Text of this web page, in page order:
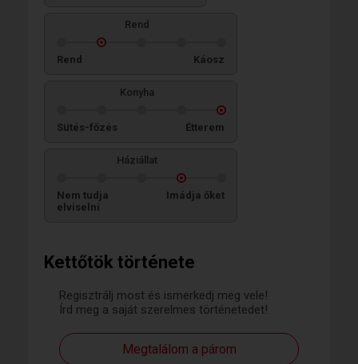
Kettőtök története
Regisztrálj most és ismerkedj meg vele!
Írd meg a saját szerelmes történetedet!
Megtalálom a párom
Rend
Rend Káosz
Konyha
Sütés-főzés Étterem
Háziállat
Nem tudja
elviselni
Imádja őket